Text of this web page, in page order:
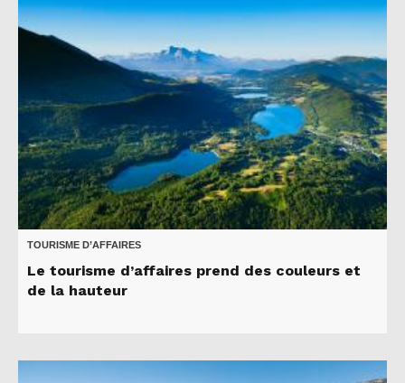
TOURISME D’AFFAIRES
Le tourisme d’affaires prend des couleurs et
de la hauteur